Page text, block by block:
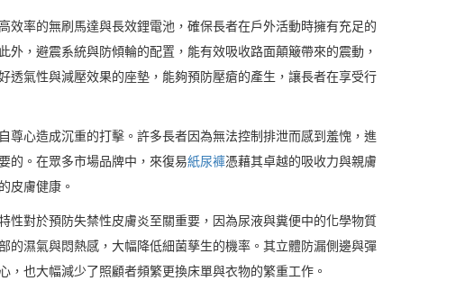
率的無刷馬達與長效鋰電池，確保長者在戶外活動時擁有充足的
，避震系統與防傾輪的配置，能有效吸收路面顛簸帶來的震動，
透氣性與減壓效果的座墊，能夠預防壓瘡的產生，讓長者在享受行
尊心造成沉重的打擊。許多長者因為無法控制排泄而感到羞愧，進
的。在眾多市場品牌中，來復易紙尿褲憑藉其卓越的吸收力與親膚
皮膚健康。
對於預防失禁性皮膚炎至關重要，因為尿液與糞便中的化學物質
濕氣與悶熱感，大幅降低細菌孳生的機率。其立體防漏側邊與彈
也大幅減少了照顧者頻繁更換床單與衣物的繁重工作。